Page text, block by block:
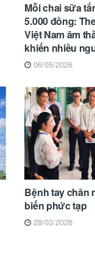
Mỗi chai sữa
5.000 đồng:
Việt Nam âm
khiến nhiều
06/05/2026
Bệnh tay chân
biến phức tạp
28/03/2026